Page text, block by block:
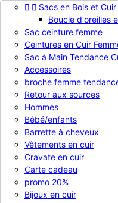
Appelez-nous :0786510612
EUR € 
EUR €
RUB RUB
Connexion
shopping_cart Panier (0)
  En stock
  Sacs en Bois et
Boucle d'oreilles
Sac ceinture femme
Ceintures en Cuir
Sac à Main Tendance
Accessoires
broche femme
Retour aux sources
Hommes
Bébé/enfants
Barrette à cheveux
Vêtements en cuir
Cravate en cuir
Carte cadeau
promo 20%
Bijoux en cuir